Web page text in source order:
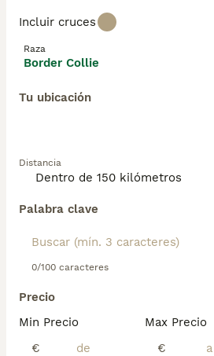
Incluir cruces
Raza
Border Collie
Tu ubicación
Distancia
Palabra clave
0/100 caracteres
Precio
Min Precio
€
Max Precio
€